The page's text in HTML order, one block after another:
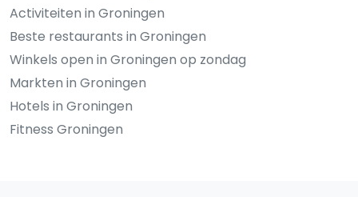
Activiteiten in Groningen
Beste restaurants in Groningen
Winkels open in Groningen op zondag
Markten in Groningen
Hotels in Groningen
Fitness Groningen